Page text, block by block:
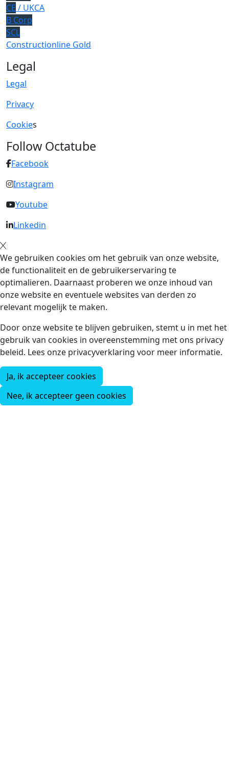
CE / UKCA
B Corp
SCL
Constructionline Gold
Legal
Legal
Privacy
Cookies
Follow Octatube
Facebook
Instagram
Youtube
Linkedin
We gebruiken cookies om het gebruik van onze website,
de functionaliteit en de gebruikerservaring te
optimalieren. Daarnaast proberen we onze inhoud van
onze website en eventuele websites van derden zo
relevant mogelijk te maken.
Door onze website te blijven gebruiken, stemt u in met het
gebruik van cookies in overeenstemming met ons privacy
beleid. Lees onze privacyverklaring voor meer informatie.
Ja, ik accepteer cookies
Nee, ik accepteer geen cookies